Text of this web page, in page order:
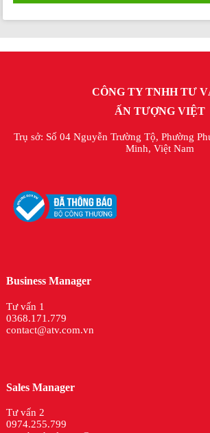
CÔNG TY TNHH TƯ
ẤN TƯỢNG VIỆT
Trụ sở: Số 04 Nguyễn Trường Tộ, Phường
Minh, Việt Nam
Business Manager
Tư vấn 1
0368.171.779
contact@atv.com.vn
Sales Manager
Tư vấn 2
0974.255.799